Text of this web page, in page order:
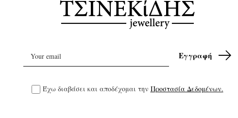
Έχω διαβάσει και αποδέχομαι την Προστασία Δεδομένων.